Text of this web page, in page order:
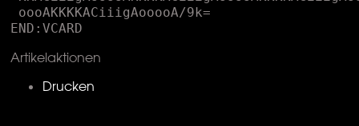
Artikelaktionen
Drucken